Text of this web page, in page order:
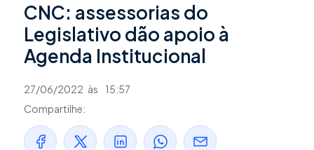
CNC: assessorias do
Legislativo dão apoio à
Agenda Institucional
27/06/2022 às
15:57
Compartilhe: